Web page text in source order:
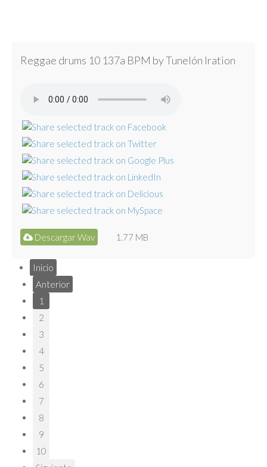
Reggae drums 10 137a BPM by Tunelón Iration
Descargar Wav 1.77 MB
Inicio
Anterior
1
2
3
4
5
6
7
8
9
10